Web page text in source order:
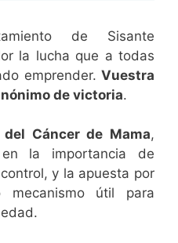
de Sisante
la lucha que a todas
emprender. Vuestra
de victoria.
Cáncer de Mama,
en la importancia de
y la apuesta por
mecanismo útil para